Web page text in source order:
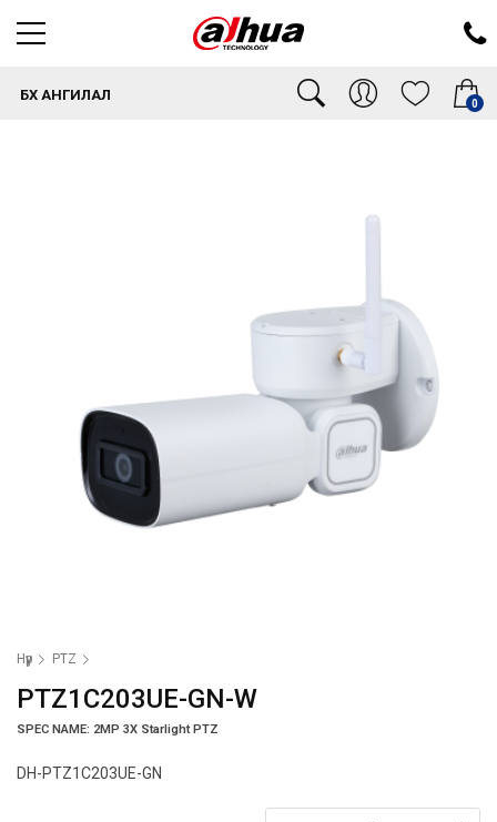
0
БҮХ АНГИЛАЛ
Нүүр PTZ
PTZ1C203UE-GN-W
SPEC NAME: 2MP 3X Starlight PTZ
DH-PTZ1C203UE-GN